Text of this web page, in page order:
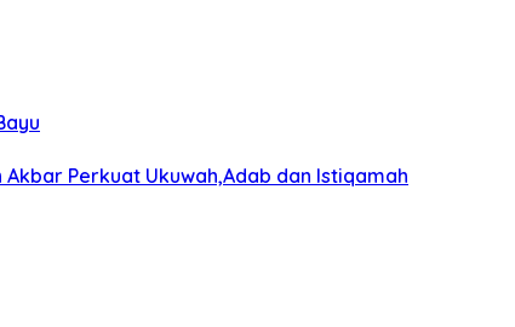
Akbar Perkuat Ukuwah,Adab dan Istiqamah